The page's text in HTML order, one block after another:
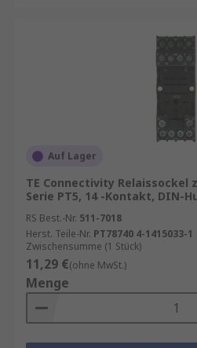
Auf Lager
TE Connectivity Relaissockel
Serie PT5, 14 -Kontakt, DIN-
RS Best.-Nr. 511-7018
Herst. Teile-Nr. PT78740 4-1415033-1
Zwischensumme (1 Stück)
11,29 €(ohne MwSt.)
Menge